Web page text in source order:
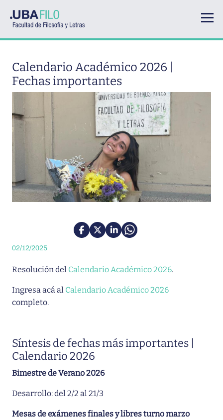
Calendario Académico 2026 |
Fechas importantes
02/12/2025
Resolución del Calendario Académico 2026.
Ingresa acá al Calendario Académico 2026
completo.
Síntesis de fechas más importantes |
Calendario 2026
Bimestre de Verano 2026
Desarrollo: del 2/2 al 21/3
Mesas de exámenes finales y libres turno marzo